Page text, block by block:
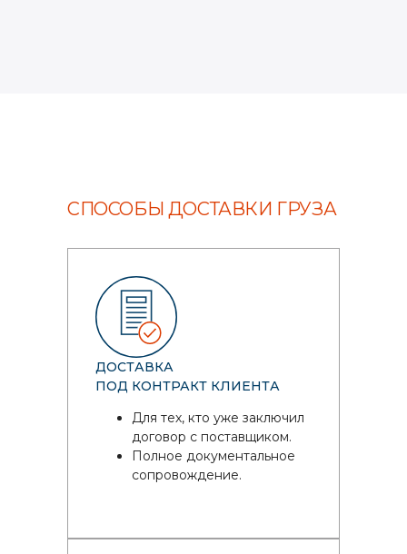
СПОСОБЫ ДОСТАВКИ ГРУЗА
ДОСТАВКА
ПОД КОНТРАКТ КЛИЕНТА
Для тех, кто уже заключил
договор с поставщиком.
Полное документальное
сопровождение.